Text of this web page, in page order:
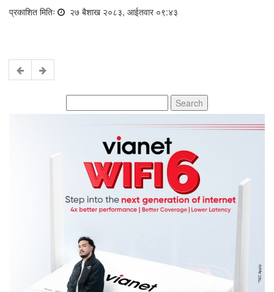
प्रकाशित मितिः २७ बैशाख २०८३, आईतवार ०९:४३
for: